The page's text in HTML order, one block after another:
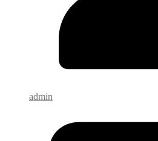
admin